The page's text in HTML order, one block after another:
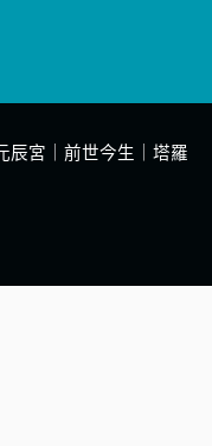
辰宮｜前世今生｜塔羅